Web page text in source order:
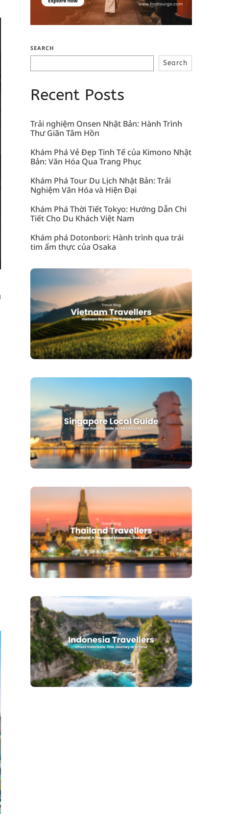
SEARCH
Search
Recent Posts
Trải nghiệm Onsen Nhật Bản: Hành Trình
Thư Giãn Tâm Hồn
Khám Phá Vẻ Đẹp Tinh Tế của Kimono Nhật
Bản: Văn Hóa Qua Trang Phục
Khám Phá Tour Du Lịch Nhật Bản: Trải
Nghiệm Văn Hóa và Hiện Đại
Khám Phá Thời Tiết Tokyo: Hướng Dẫn Chi
Tiết Cho Du Khách Việt Nam
Khám phá Dotonbori: Hành trình qua trái
tim ẩm thực của Osaka